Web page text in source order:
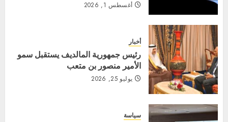
أغسطس 1, 2026
أخبار
رئيس جمهورية المالديف يستقبل سمو
الأمير منصور بن متعب
يوليو 25, 2026
سياسة